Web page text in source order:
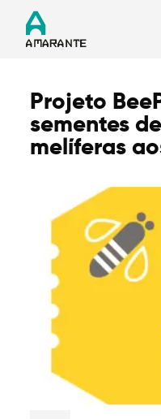
Termo de Pesquisa
Categorias gerais
Filtros
Projeto
sementes
melíferas